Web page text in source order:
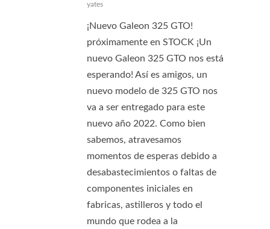
yates
¡Nuevo Galeon 325 GTO!
próximamente en STOCK ¡Un
nuevo Galeon 325 GTO nos está
esperando! Así es amigos, un
nuevo modelo de 325 GTO nos
va a ser entregado para este
nuevo año 2022. Como bien
sabemos, atravesamos
momentos de esperas debido a
desabastecimientos o faltas de
componentes iniciales en
fabricas, astilleros y todo el
mundo que rodea a la